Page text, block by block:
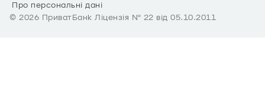
Про персональні дані
© 2026 ПриватБанк Ліцензія № 22 від 05.10.2011